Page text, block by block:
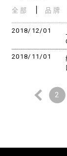
全部 品牌
2018/12/01
2018/11/01
2